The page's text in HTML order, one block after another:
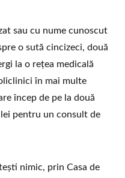
sau cu nume cunoscut
o sută cincizeci, două
la o rețea medicală
în mai multe
încep de pe la două
pentru un consult de
nimic, prin Casa de